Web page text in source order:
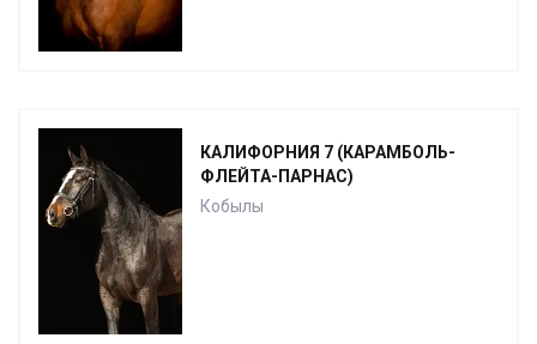
КАЛИФОРНИЯ 7 (КАРАМБОЛЬ-
ФЛЕЙТА-ПАРНАС)
Кобылы